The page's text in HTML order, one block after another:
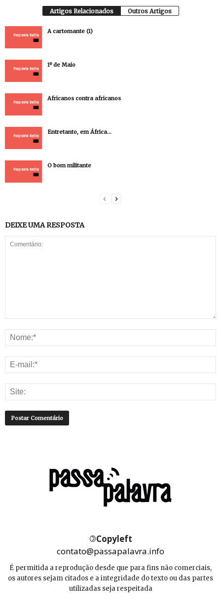
Artigos Relacionados Outros Artigos
A cartomante (1)
1º de Maio
Africanos contra africanos
Entretanto, em África…
O bom militante
DEIXE UMA RESPOSTA
©Copyleft
contato@passapalavra.info
É permitida a reprodução desde que para fins não comerciais,
os autores sejam citados e a integridade do texto ou das partes
utilizadas seja respeitada